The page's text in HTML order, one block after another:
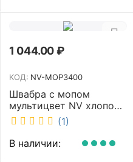
1 044.00₽
КОД: NV-MOP3400
Швабра с мопом
мультицвет NV хлопок
40 см NV-MOP3400
(1)
В наличии: